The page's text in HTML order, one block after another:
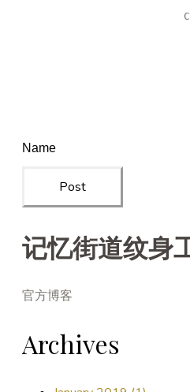
Post
记忆街道纹身
官方博客
Archives